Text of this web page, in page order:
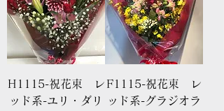
H1115-祝花束 レ
ッド系-ユリ・ダリ
F1115-祝花束 レ
ッド系-グラジオラ